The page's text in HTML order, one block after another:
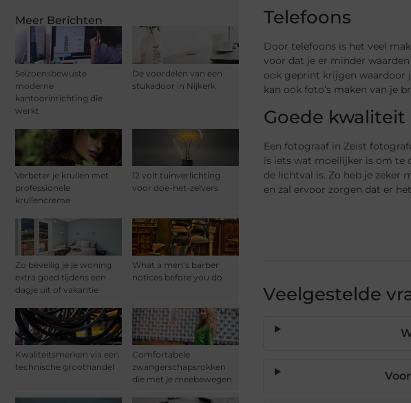
Meer Berichten
Seizoensbewuste
moderne
kantoorinrichting die
werkt
De voordelen van een
stukadoor in Nijkerk
Verbeter je krullen met
professionele
krullencreme
12 volt tuinverlichting
voor doe-het-zelvers
Zo beveilig je je woning
extra goed tijdens een
dagje uit of vakantie
What a men’s barber
notices before you do
Kwaliteitsmerken via een
technische groothandel
Comfortabele
zwangerschapsrokken
die met je meebewegen
Telefoons
Door telefoons is het veel
voor dat je er minder
ook geprint krijgen waardoor
kan ook foto’s maken van je
Goede kwaliteit
Een fotograaf in Zeist
is iets wat moeilijker is om te
de lichtval is. Zo heb je zeker
en zal ervoor zorgen dat er
Veelgestelde